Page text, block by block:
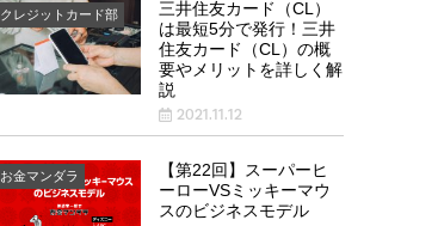
クレジットカード部
三井住友カード（CL）
は最短5分で発行！三井
住友カード（CL）の概
要やメリットを詳しく解
説
2021.11.12
お金マンダラ
【第22回】スーパーヒ
ーローVSミッキーマウ
スのビジネスモデル